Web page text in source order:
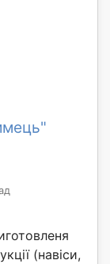
(навіси,